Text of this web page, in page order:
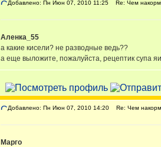
Добавлено: Пн Июн 07, 2010 11:25 Re: Чем
Аленка_55
а какие кисели? не разводные ведь??
а еще выложите, пожалуйста, рецептик супа
Добавлено: Пн Июн 07, 2010 14:20 Re: Чем
Марго